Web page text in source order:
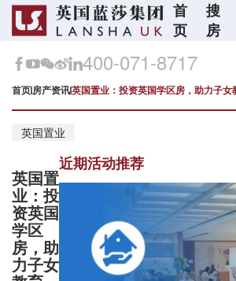
首
页
搜
房
400-071-8717
首页房产资讯英国置业：投资英国学区房，助力子女
英国置业
英国置
业：投
资英国
学区
房，助
力子女
近期活动推荐